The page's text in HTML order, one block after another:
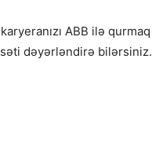
ABB ilə qurmaq
dəyərləndirə bilərsiniz.